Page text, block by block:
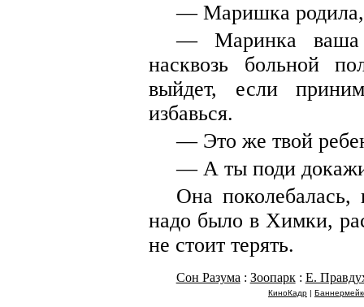
— Маришка родила,
— Маринка ваша
насквозь больной
выйдет, если
избавься.
— Это же твой
— А ты поди
Она
надо было в Химки,
не стоит терять.
Сон Разума : Зоопарк: Е.
КиноКадр |